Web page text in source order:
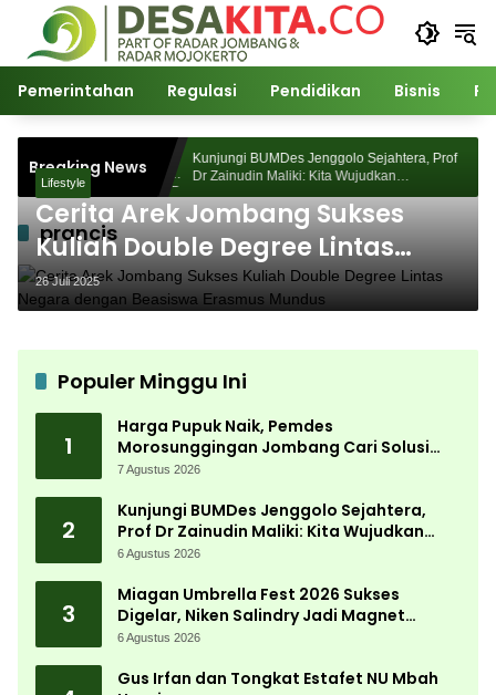
Langsung
konten
Pemerintahan Regulasi Pendidikan Bisnis
Breaking News
Akademik
Kunjungi BUMDes Jenggolo Sejahtera, Prof
Dr Zainudin Maliki: Kita Wujudkan
Kemandirian Ekonomi dengan Potensi Desa
prancis
Lifestyle
Cerita Arek Jombang Sukses
Kuliah Double Degree Lintas
Negara dengan Beasiswa
Erasmus Mundus
26 Juli 2025
Populer Minggu Ini
1
Harga Pupuk Naik, Pemdes
Morosunggingan Jombang Cari Solusi
Lewat Kajian Akademik
7 Agustus 2026
2
Kunjungi BUMDes Jenggolo Sejahtera,
Prof Dr Zainudin Maliki: Kita Wujudkan
Kemandirian Ekonomi dengan Potensi
6 Agustus 2026
3
Miagan Umbrella Fest 2026 Sukses
Digelar, Niken Salindry Jadi Magnet
Ribuan Pengunjung
6 Agustus 2026
Gus Irfan dan Tongkat Estafet NU Mbah